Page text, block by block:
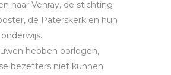
naar Venray, de stichting
de Paterskerk en hun
hebben oorlogen,
bezetters niet kunnen